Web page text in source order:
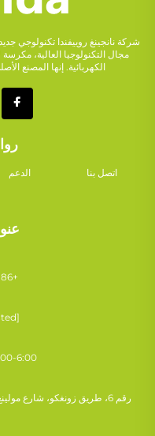
شركة نانجينغ روييفندا تكنولوجي
مجال التكنولوجيا العالية،
الكهربائية. إنها المصنع
الدعم
اتصل بنا
+86 15576585667
[email protected]
9:00-6:00 الاثنين إلى
رقم 6، طريق زونغكو، شارع